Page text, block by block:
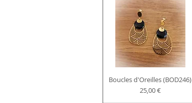
Boucles d'Oreilles (BOD246)
Prix
25,00 €